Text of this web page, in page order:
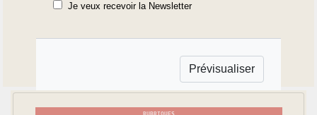
Je veux recevoir la Newsletter